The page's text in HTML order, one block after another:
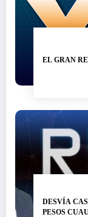
EL GRAN
DESVÍA
PESOS